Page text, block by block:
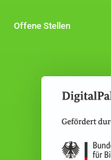
Offene Stellen